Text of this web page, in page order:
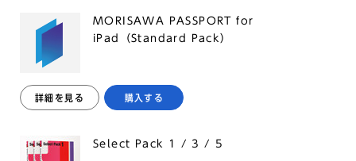
MORISAWA PASSPORT for
iPad（Standard Pack）
詳細を見る 購入する
Select Pack 1 / 3 / 5